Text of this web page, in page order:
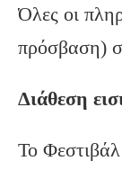
Όλες οι
πρόσβαση)
Διάθεση
Το